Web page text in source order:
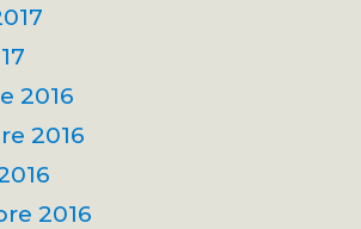
2016
2016
2016